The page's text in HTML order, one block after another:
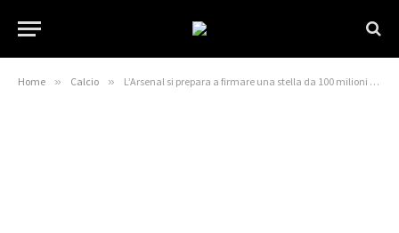
Home » Calcio » L’Arsenal si prepara a firmare una stella da 100 milioni di sterline